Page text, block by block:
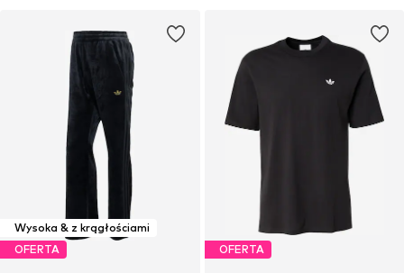
Wysoka & z krągłościami
OFERTA
OFERTA